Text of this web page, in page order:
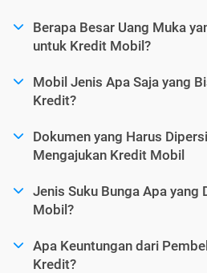
Berapa Besar Uang Muka
untuk Kredit Mobil?
Mobil Jenis Apa Saja yang
Kredit?
Dokumen yang Harus
Mengajukan Kredit Mobil
Jenis Suku Bunga Apa yang
Mobil?
Apa Keuntungan dari
Kredit?